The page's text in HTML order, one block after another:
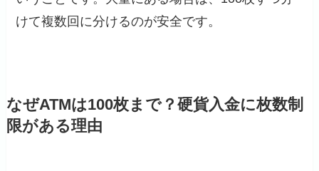
けて複数回に分けるのが安全です。
なぜATMは100枚まで？硬貨入金に枚数制
限がある理由